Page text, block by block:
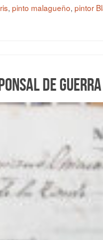
, pinto malagueño, pintor
de